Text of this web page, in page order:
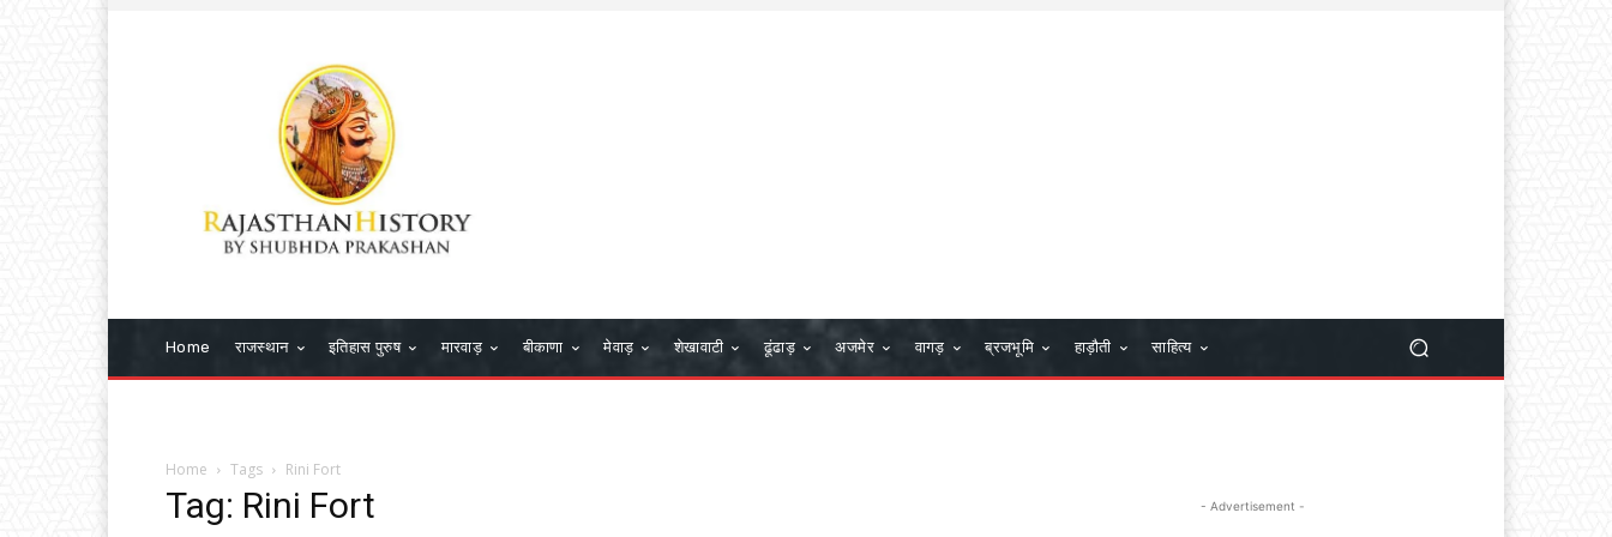
Home राजस्थान इतिहास पुरुष मारवाड़ बीकाणा मेवाड़ शेखावाटी ढूंढाड़ अजमेर वागड़ ब्रजभूमि हाड़ौती साहित्य
Home Tags Rini Fort
Tag: Rini Fort - Advertisement -